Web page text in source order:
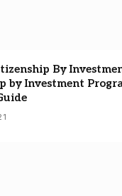
By
by Investment